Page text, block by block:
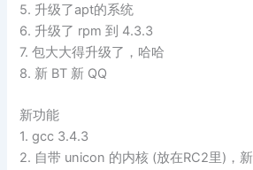
5. 升级了apt的系统
6. 升级了 rpm 到 4.3.3
7. 包大大得升级了，哈哈
8. 新 BT 新 QQ
新功能
1. gcc 3.4.3
2. 自带 unicon 的内核 (放在RC2里)，